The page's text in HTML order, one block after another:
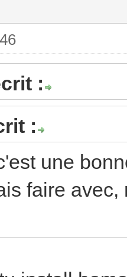
:
:
une
faire